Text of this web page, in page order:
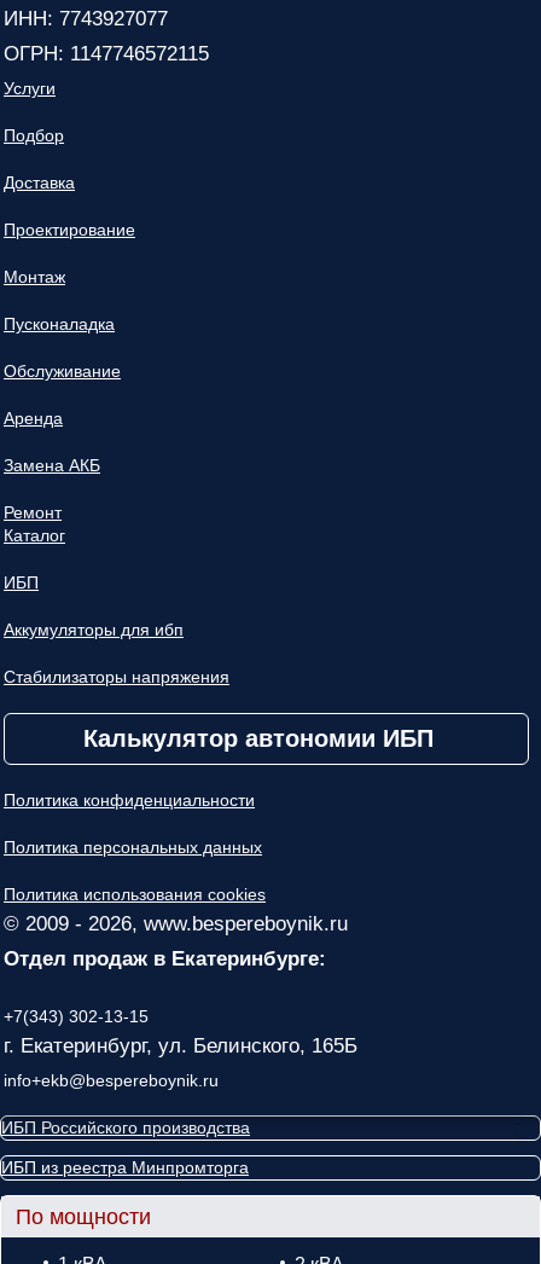
ИНН: 7743927077
ОГРН: 1147746572115
Услуги
Подбор
Доставка
Проектирование
Монтаж
Пусконаладка
Обслуживание
Аренда
Замена АКБ
Ремонт
Каталог
ИБП
Аккумуляторы для ибп
Стабилизаторы напряжения
Калькулятор автономии ИБП
Политика конфиденциальности
Политика персональных данных
Политика использования cookies
© 2009 - 2026, www.bespereboynik.ru
Отдел продаж в Екатеринбурге:
+7(343) 302-13-15
г. Екатеринбург, ул. Белинского, 165Б
info+ekb@bespereboynik.ru
ИБП Российского производства
ИБП из реестра Минпромторга
По мощности